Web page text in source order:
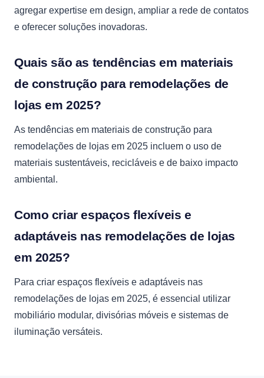
agregar expertise em design, ampliar a rede de contatos
e oferecer soluções inovadoras.
Quais são as tendências em materiais
de construção para remodelações de
lojas em 2025?
As tendências em materiais de construção para
remodelações de lojas em 2025 incluem o uso de
materiais sustentáveis, recicláveis e de baixo impacto
ambiental.
Como criar espaços flexíveis e
adaptáveis nas remodelações de lojas
em 2025?
Para criar espaços flexíveis e adaptáveis nas
remodelações de lojas em 2025, é essencial utilizar
mobiliário modular, divisórias móveis e sistemas de
iluminação versáteis.